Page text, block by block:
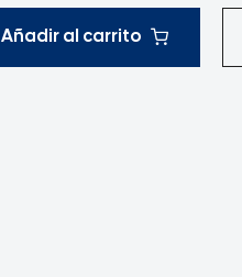
Añadir al carrito